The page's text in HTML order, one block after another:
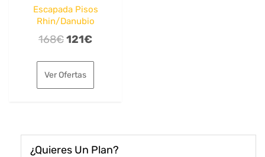
Escapada Pisos
Rhin/Danubio
168€El
original
era:
121€El
es:
Ver Ofertas
¿Quieres Un Plan?